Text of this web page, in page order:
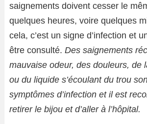
saignements doivent cesser le
quelques heures, voire quelques
cela, c’est un signe d’infection et
être consulté. Des saignements
mauvaise odeur, des douleurs, de
ou du liquide s’écoulant du trou
symptômes d’infection et il est
retirer le bijou et d’aller à l’hôpital.